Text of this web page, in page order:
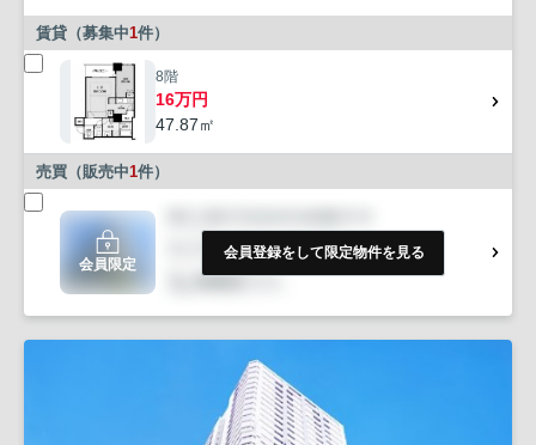
賃貸（募集中1件）
8階
16万円
47.87㎡
売買（販売中1件）
会員限定
会員登録をして限定物件を見る